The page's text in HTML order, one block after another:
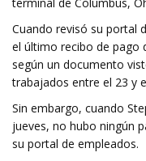
Cuando revisó su portal
el último recibo de pago
según un documento
trabajados entre el 23 y
Sin embargo, cuando
jueves, no hubo ningún
su portal de empleados.